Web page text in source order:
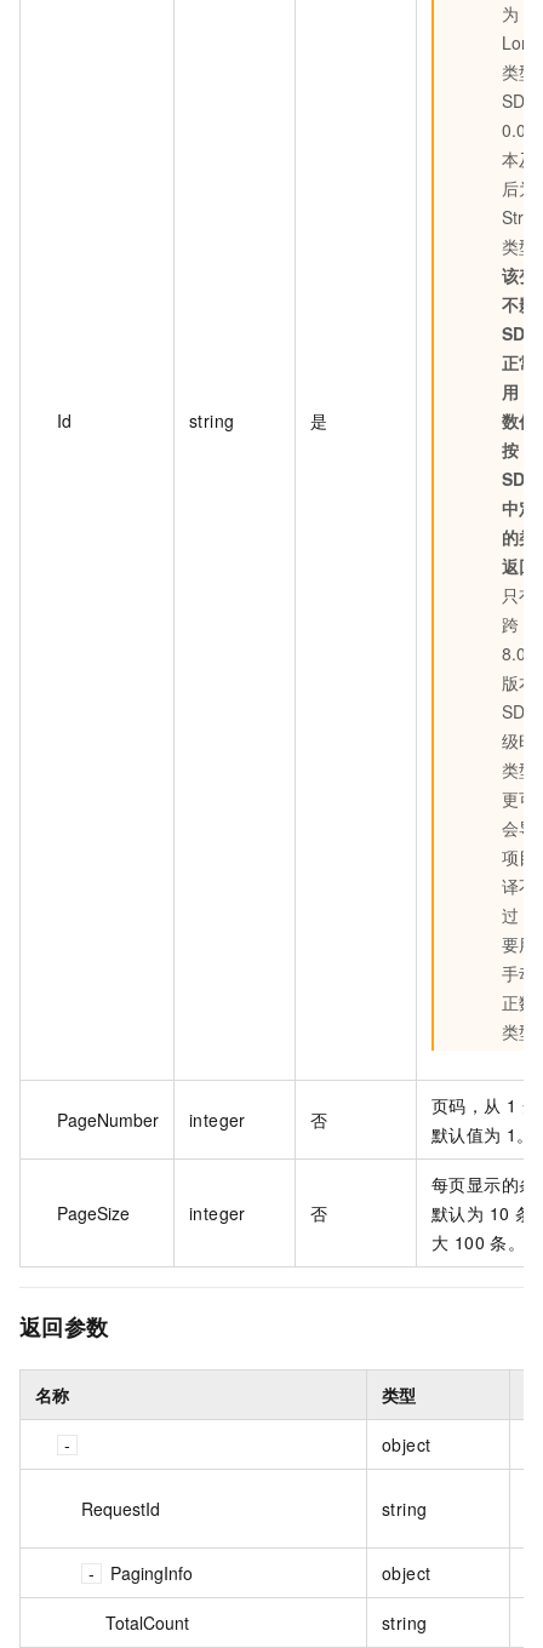
Id string 是
为
Long
类型
0.0
本及
后为
类型
该变
不影
SDK
正常
用，
数仍
按
SDK
中定
的类
返回
只有
跨
8.0.0
版本
SDK
级时
类型
更可
会导
项目
译不
过，
要用
手动
正数
类型
PageNumber integer 否
页码，从 1
默认值为 1。
PageSize integer 否
每页显示的条
默认为 10 条
大 100 条。
返回参数
名称 类型
object
RequestId string
PagingInfo object
TotalCount string